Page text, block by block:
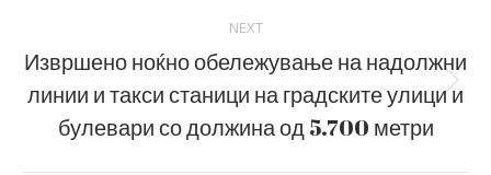
NEXT
Next
post:
Извршено ноќно обележување на надолжни
линии и такси станици на градските улици и
булевари со должина од 5.700 метри